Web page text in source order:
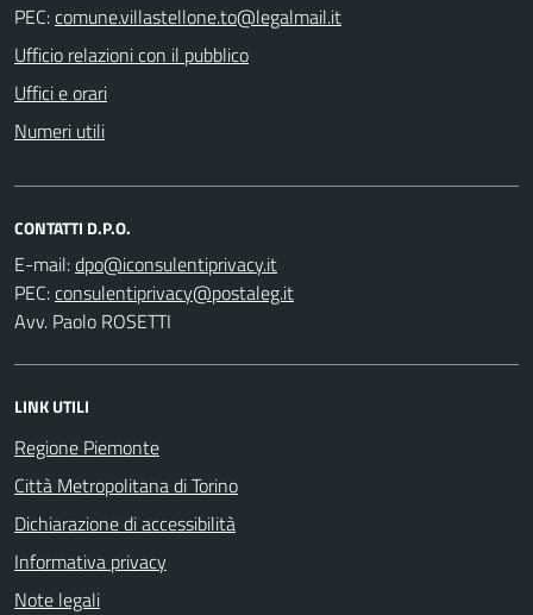
PEC:
Ufficio relazioni con il pubblico
Uffici e orari
Numeri utili
CONTATTI D.P.O.
E-mail:
PEC:
Avv. Paolo ROSETTI
LINK UTILI
Regione Piemonte
Città Metropolitana di Torino
Dichiarazione di accessibilità
Informativa privacy
Note legali